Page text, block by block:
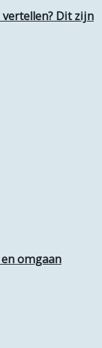
Dit zijn
omgaan